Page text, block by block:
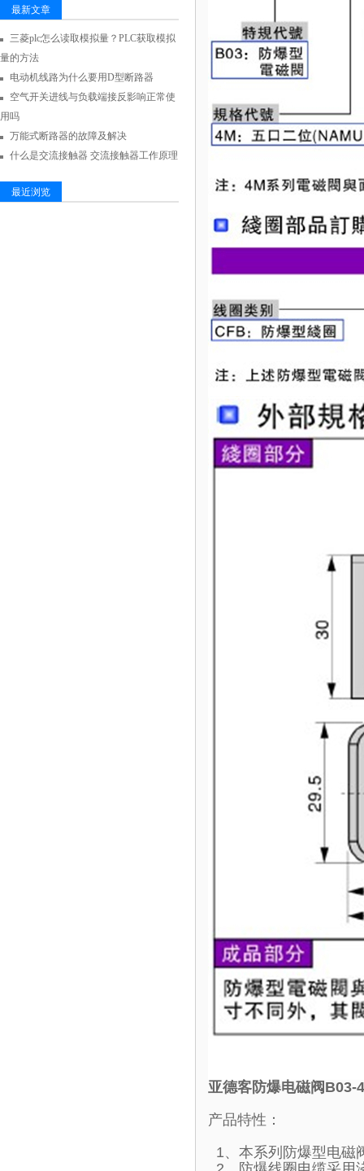
最新文章
三菱plc怎么读取模拟量？PLC获取模拟
量的方法
电动机线路为什么要用D型断路器
空气开关进线与负载端接反影响正常使
用吗
万能式断路器的故障及解决
什么是交流接触器 交流接触器工作原理
最近浏览
亚德客防爆电磁阀B03-
产品特性：
1、本系列防爆型电磁